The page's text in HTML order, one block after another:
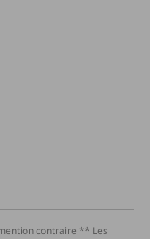
contraire ** Les